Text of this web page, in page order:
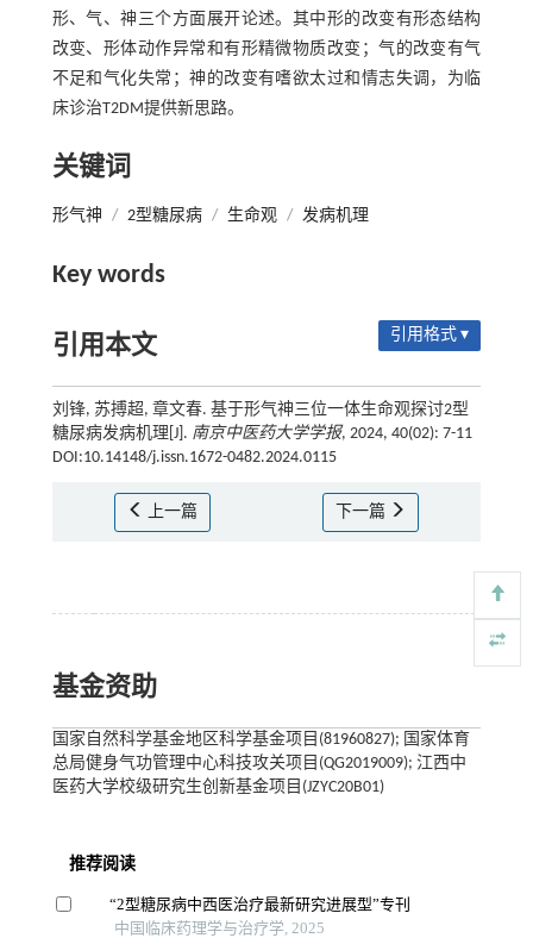
形、气、神三个方面展开论述。其中形的改变有形态结构
改变、形体动作异常和有形精微物质改变；气的改变有气
不足和气化失常；神的改变有嗜欲太过和情志失调，为临
床诊治T2DM提供新思路。
关键词
形气神 / 2型糖尿病 / 生命观 / 发病机理
Key words
引用本文 引用格式 ▾
刘锋, 苏搏超, 章文春. 基于形气神三位一体生命观探讨2型
糖尿病发病机理[J]. 南京中医药大学学报, 2024, 40(02): 7-11
DOI:10.14148/j.issn.1672-0482.2024.0115
上一篇 下一篇
基金资助
国家自然科学基金地区科学基金项目(81960827); 国家体育
总局健身气功管理中心科技攻关项目(QG2019009); 江西中
医药大学校级研究生创新基金项目(JZYC20B01)